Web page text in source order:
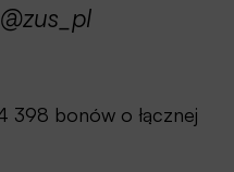
398 bonów o łącznej